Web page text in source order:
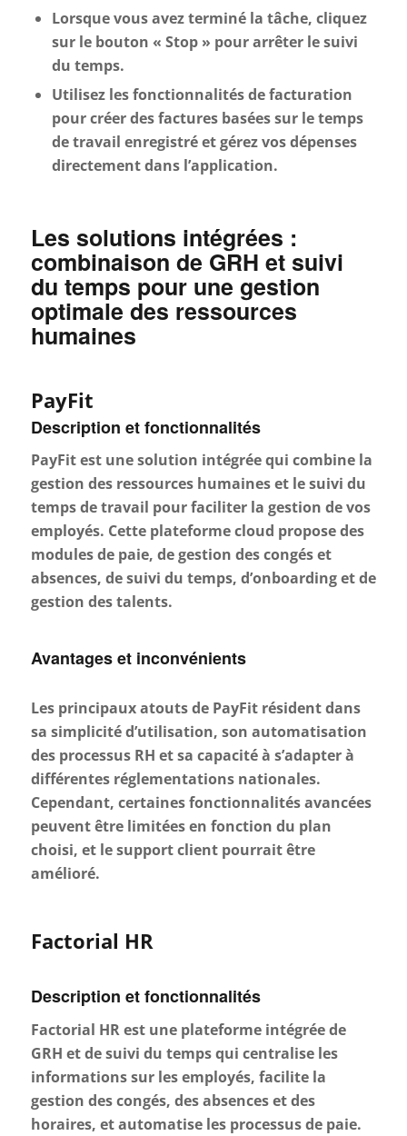
Lorsque vous avez terminé la tâche, cliquez
sur le bouton « Stop » pour arrêter le suivi
du temps.
Utilisez les fonctionnalités de facturation
pour créer des factures basées sur le temps
de travail enregistré et gérez vos dépenses
directement dans l’application.
Les solutions intégrées :
combinaison de GRH et suivi
du temps pour une gestion
optimale des ressources
humaines
PayFit
Description et fonctionnalités
PayFit est une solution intégrée qui combine la
gestion des ressources humaines et le suivi du
temps de travail pour faciliter la gestion de vos
employés. Cette plateforme cloud propose des
modules de paie, de gestion des congés et
absences, de suivi du temps, d’onboarding et de
gestion des talents.
Avantages et inconvénients
Les principaux atouts de PayFit résident dans
sa simplicité d’utilisation, son automatisation
des processus RH et sa capacité à s’adapter à
différentes réglementations nationales.
Cependant, certaines fonctionnalités avancées
peuvent être limitées en fonction du plan
choisi, et le support client pourrait être
amélioré.
Factorial HR
Description et fonctionnalités
Factorial HR est une plateforme intégrée de
GRH et de suivi du temps qui centralise les
informations sur les employés, facilite la
gestion des congés, des absences et des
horaires, et automatise les processus de paie.